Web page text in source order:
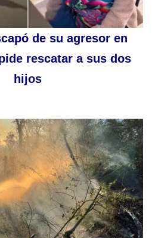
de su agresor en
rescatar a sus dos
hijos